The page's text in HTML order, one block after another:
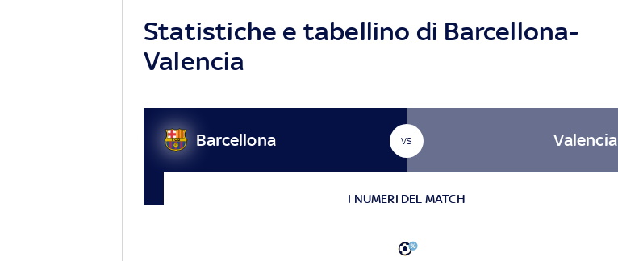
Statistiche e tabellino di Barcellona-
Valencia
Barcellona VS Valencia
I NUMERI DEL MATCH